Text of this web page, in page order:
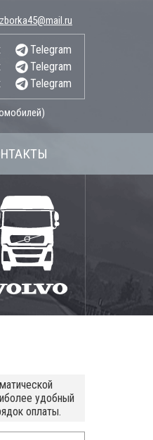
Telegram
Telegram
Telegram
удобный
оплаты.